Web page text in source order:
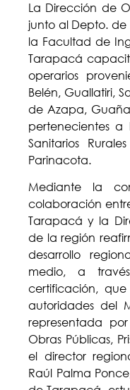
La Dirección de
junto al Depto.
la Facultad de
Tarapacá
operarios
Belén, Guallatiri,
de Azapa,
pertenecientes a
Sanitarios
Parinacota.
Mediante la
colaboración
Tarapacá y la
de la región
desarrollo
medio, a
certificación,
autoridades del
representada
Obras Públicas,
el director
Raúl Palma